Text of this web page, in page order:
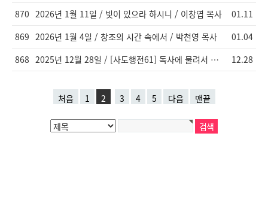
870 2026년 1월 11일 / 빛이 있으라 하시니 / 이창엽 목사
01.11
869 2026년 1월 4일 / 창조의 시간 속에서 / 박천영 목사
01.04
868
2025년 12월 28일 / [사도행전61] 독사에 물려서 죽는 게 아니다 / 이창엽 목사 12.28
처음 1 2 3 4 5 다음 맨끝